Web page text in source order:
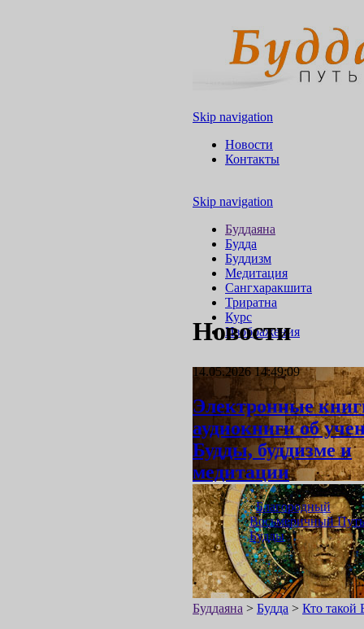
Skip navigation
Новости
Контакты
Skip navigation
Буддаяна
Будда
Буддизм
Медитация
Сангхаракшита
Триратна
Курс
Изображения
Буддаяна > Будда > Кто такой
Новости
14.05.2026 14:49:09
Электронные
аудиокниги об
Будды, буддизме и
медитации
«Благородный
Восьмеричный Путь
Будды»